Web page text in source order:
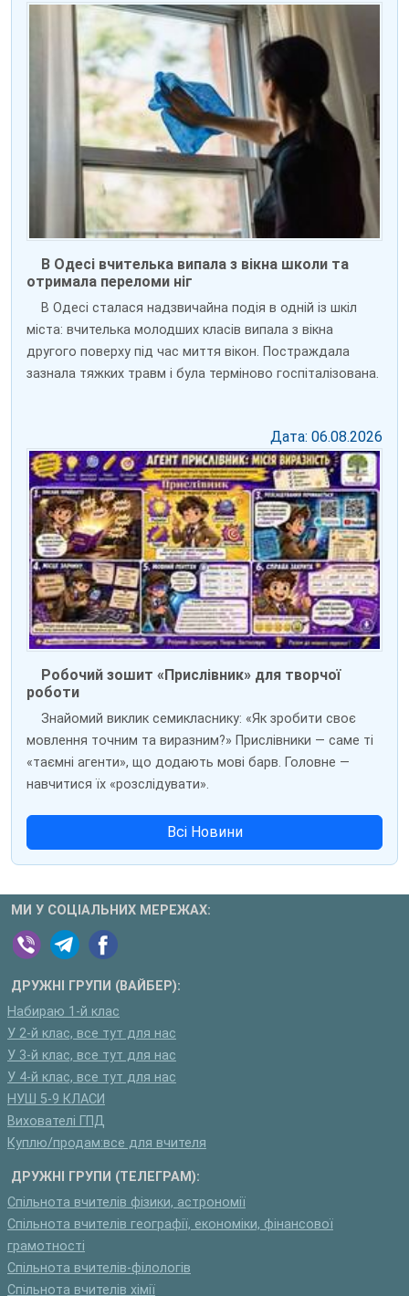
В Одесі вчителька випала з вікна школи та
отримала переломи ніг
В Одесі сталася надзвичайна подія в одній із шкіл
міста: вчителька молодших класів випала з вікна
другого поверху під час миття вікон. Постраждала
зазнала тяжких травм і була терміново госпіталізована.
Дата: 06.08.2026
Робочий зошит «Прислівник» для творчої
роботи
Знайомий виклик семикласнику: «Як зробити своє
мовлення точним та виразним?» Прислівники — саме ті
«таємні агенти», що додають мові барв. Головне —
навчитися їх «розслідувати».
Всі Новини
МИ У СОЦІАЛЬНИХ МЕРЕЖАХ:
ДРУЖНІ ГРУПИ (ВАЙБЕР):
Набираю 1-й клас
У 2-й клас, все тут для нас
У 3-й клас, все тут для нас
У 4-й клас, все тут для нас
НУШ 5-9 КЛАСИ
Вихователі ГПД
Куплю/продам:все для вчителя
ДРУЖНІ ГРУПИ (ТЕЛЕГРАМ):
Спільнота вчителів фізики, астрономії
Спільнота вчителів географії, економіки, фінансової
грамотності
Спільнота вчителів-філологів
Спільнота вчителів хімії